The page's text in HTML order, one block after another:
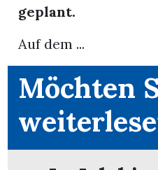
geplant.
Auf dem ...
Möchten